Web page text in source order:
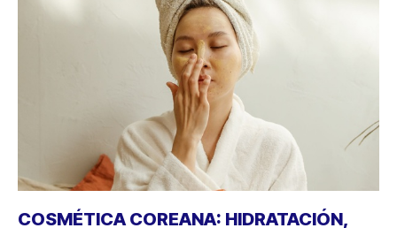
COSMÉTICA COREANA: HIDRATACIÓN,